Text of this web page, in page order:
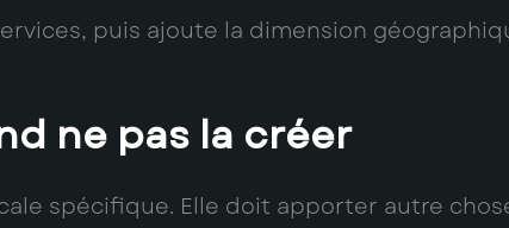
puis ajoute la dimension
ne pas la créer
spécifique. Elle doit apporter autre